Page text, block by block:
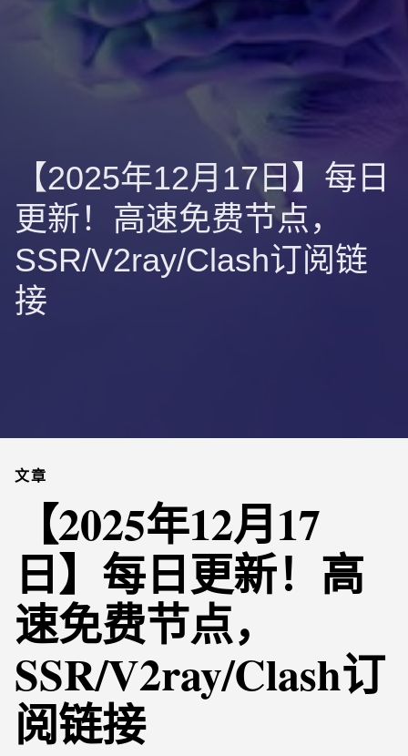
【2025年12月17日】每日
更新！高速免费节点，
SSR/V2ray/Clash订阅链
接
文章
【2025年12月17
日】每日更新！高
速免费节点，
SSR/V2ray/Clash订
阅链接